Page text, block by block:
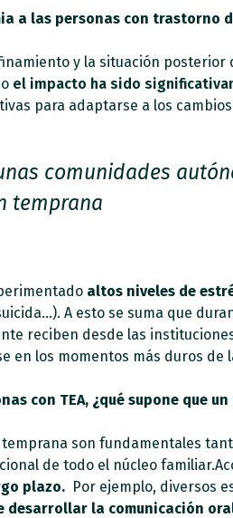
a las personas con trastorno
y la situación
el impacto ha sido
para adaptarse a los
comunidades
temprana
altos niveles de
A esto se suma que
reciben desde las
en los momentos más duros de
con TEA, ¿qué supone que
son fundamentales
de todo el núcleo
plazo. Por ejemplo, diversos
desarrollar la comunicación